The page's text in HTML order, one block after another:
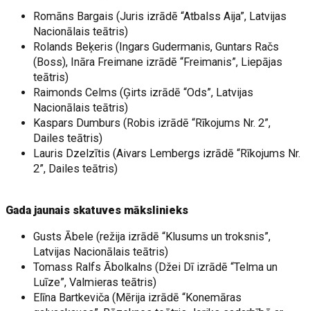
Romāns Bargais (Juris izrādē “Atbalss Aija”, Latvijas
Nacionālais teātris)
Rolands Beķeris (Ingars Gudermanis, Guntars Račs
(Boss), Ināra Freimane izrādē “Freimanis”, Liepājas
teātris)
Raimonds Celms (Ģirts izrādē “Ods”, Latvijas
Nacionālais teātris)
Kaspars Dumburs (Robis izrādē “Rīkojums Nr. 2”,
Dailes teātris)
Lauris Dzelzītis (Aivars Lembergs izrādē “Rīkojums Nr.
2”, Dailes teātris)
Gada jaunais skatuves mākslinieks
Gusts Ābele (režija izrādē “Klusums un troksnis”,
Latvijas Nacionālais teātris)
Tomass Ralfs Ābolkalns (Džei Dī izrādē “Telma un
Luīze”, Valmieras teātris)
Elīna Bartkeviča (Mērija izrādē “Konemāras